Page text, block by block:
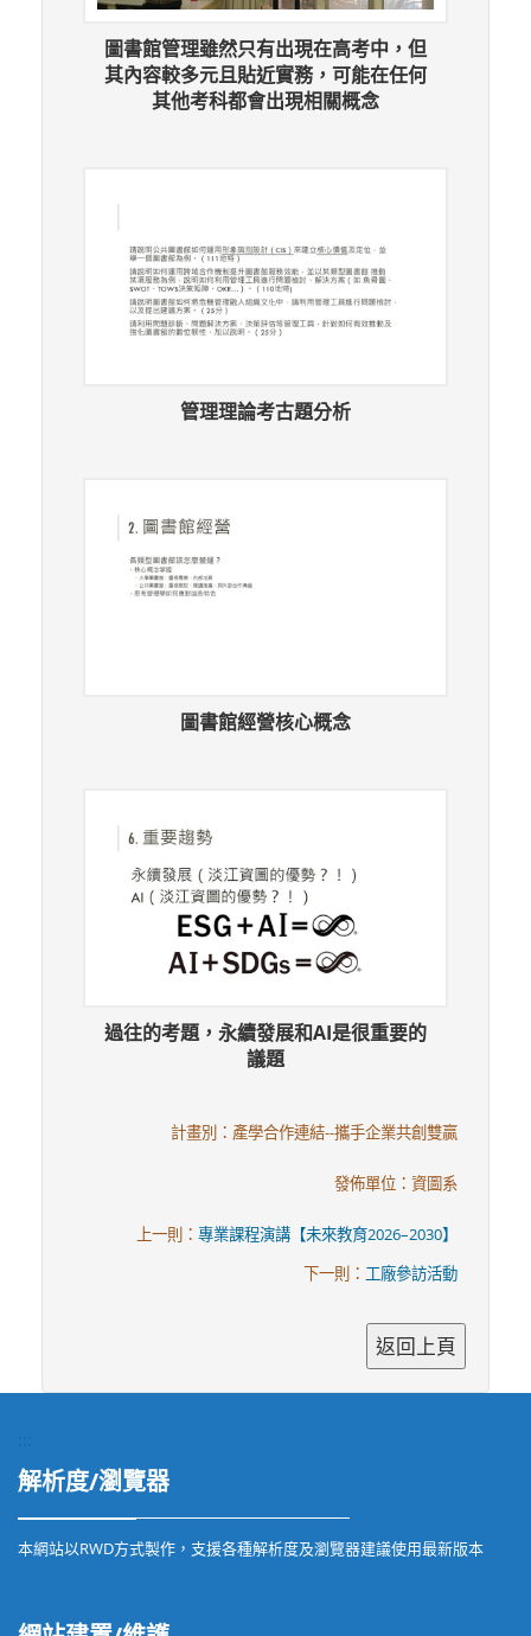
圖書館管理雖然只有出現在高考中，但
其內容較多元且貼近實務，可能在任何
其他考科都會出現相關概念
管理理論考古題分析
圖書館經營核心概念
過往的考題，永續發展和AI是很重要的
議題
計畫別：產學合作連結--攜手企業共創雙贏
發佈單位：資圖系
上一則：專業課程演講【未來教育2026–2030】
下一則： 工廠參訪活動
解析度/瀏覽器
本網站以RWD方式製作，支援各種解析度及瀏覽器建議使用最新版本